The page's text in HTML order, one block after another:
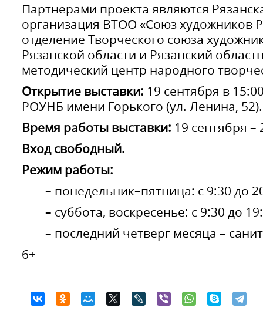
Партнерами проекта являются
организация ВТОО «Союз художников
отделение Творческого союза
Рязанской области и Рязанский
методический центр народного
Открытие выставки: 19 сентября в
РОУНБ имени Горького (ул. Ленина, 52).
Время работы выставки: 19 сентября –
Вход свободный.
Режим работы:
– понедельник–пятница: с 9:30 до
– суббота, воскресенье: с 9:30 до
– последний четверг месяца –
6+